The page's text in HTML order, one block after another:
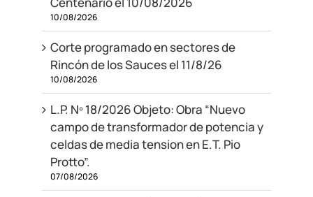
10/08/2026
Corte programado en sectores de
Rincón de los Sauces el 11/8/26
10/08/2026
L.P. Nº 18/2026 Objeto: Obra “Nuevo
campo de transformador de potencia y
celdas de media tension en E.T. Pio
Protto”.
07/08/2026